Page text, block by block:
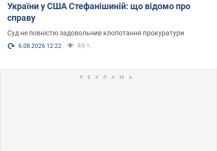
України у США Стефанішиній: що відомо про
справу
Суд не повністю задовольнив клопотання прокуратури
6.08.2026 12:22 8,6 т.